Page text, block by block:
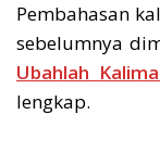
Pembahasan
sebelumnya
Ubahlah
lengkap.